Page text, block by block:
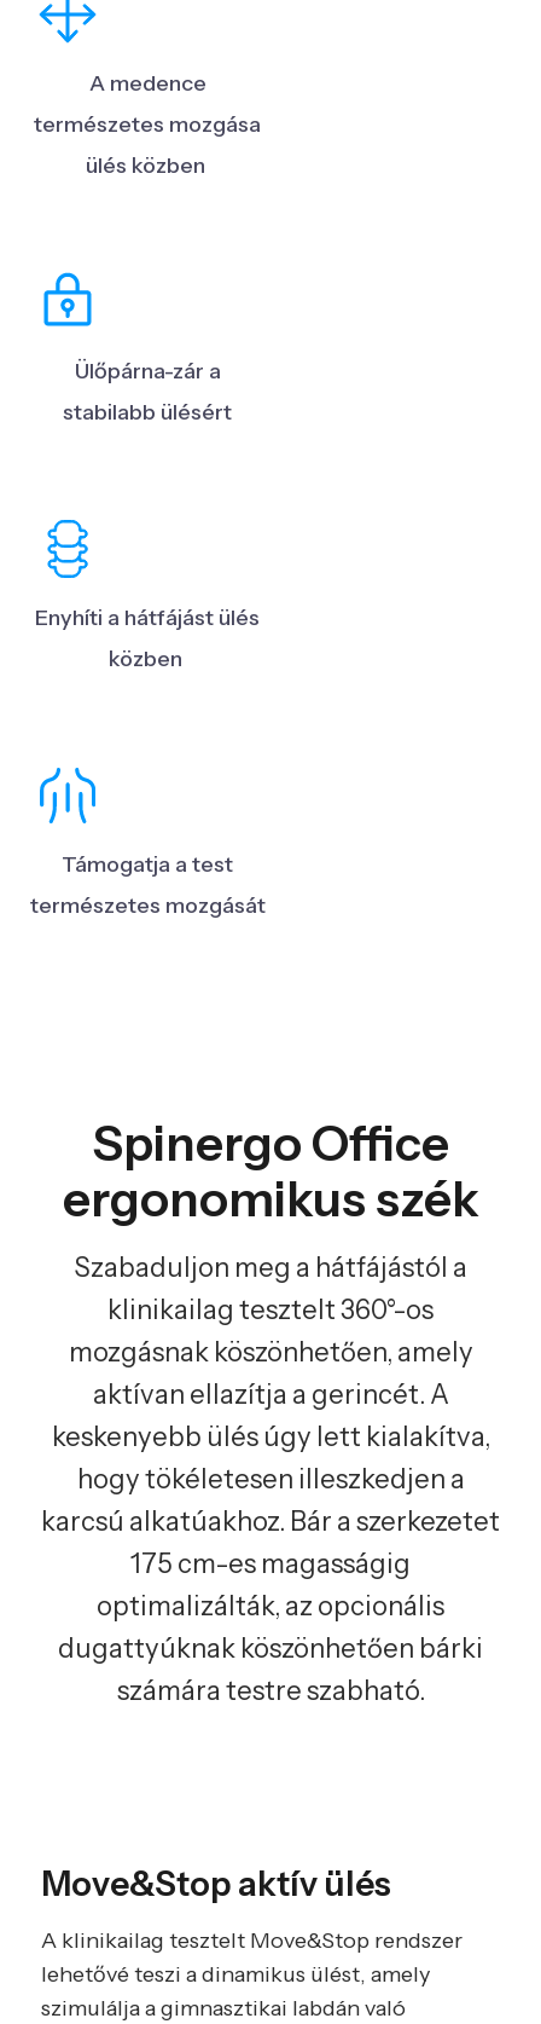
A medence
természetes mozgása
ülés közben
Ülőpárna-zár a
stabilabb ülésért
Enyhíti a hátfájást ülés
közben
Támogatja a test
természetes mozgását
Spinergo Office
ergonomikus szék
Szabaduljon meg a hátfájástól a
klinikailag tesztelt 360°-os
mozgásnak köszönhetően, amely
aktívan ellazítja a gerincét. A
keskenyebb ülés úgy lett kialakítva,
hogy tökéletesen illeszkedjen a
karcsú alkatúakhoz. Bár a szerkezetet
175 cm-es magasságig
optimalizálták, az opcionális
dugattyúknak köszönhetően bárki
számára testre szabható.
Move&Stop aktív ülés
A klinikailag tesztelt Move&Stop rendszer
lehetővé teszi a dinamikus ülést, amely
szimulálja a gimnasztikai labdán való